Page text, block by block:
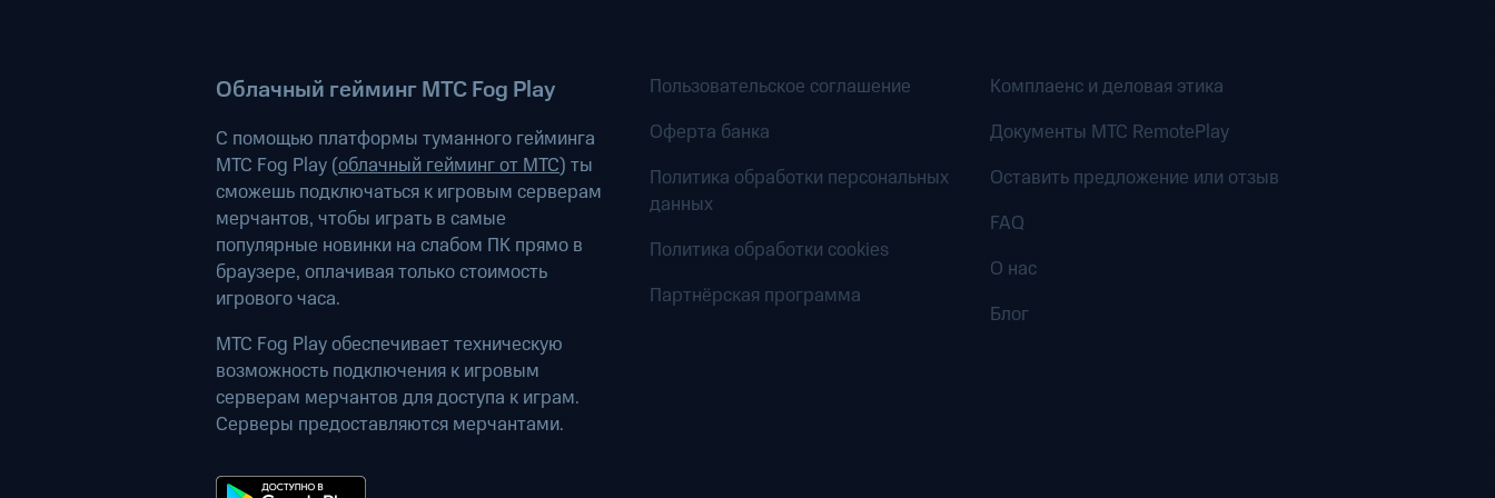
Облачный гейминг МТС Fog Play
С помощью платформы туманного гейминга
МТС Fog Play (облачный гейминг от МТС) ты
сможешь подключаться к игровым серверам
мерчантов, чтобы играть в самые
популярные новинки на слабом ПК прямо в
браузере, оплачивая только стоимость
игрового часа.
МТС Fog Play обеспечивает техническую
возможность подключения к игровым
серверам мерчантов для доступа к играм.
Серверы предоставляются мерчантами.
Пользовательское соглашение
Оферта банка
Политика обработки персональных
данных
Политика обработки cookies
Партнёрская программа
Комплаенс и деловая этика
Документы MTC RemotePlay
Оставить предложение или отзыв
FAQ
О нас
Блог